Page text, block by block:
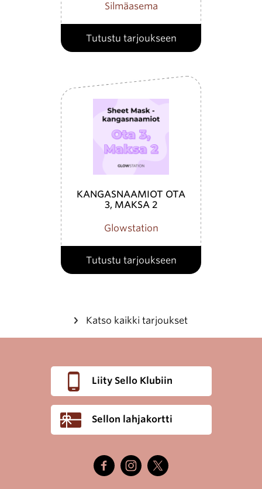
Silmäasema
Tutustu tarjoukseen
KANGASNAAMIOT OTA
3, MAKSA 2
Glowstation
Tutustu tarjoukseen
Katso kaikki tarjoukset
Liity Sello Klubiin
Sellon lahjakortti